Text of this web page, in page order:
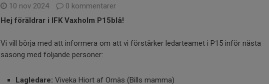
10 nov 2024
0 kommentarer
Hej föräldrar i IFK Vaxholm P15blå!
Vi vill börja med att informera om att vi förstärker ledarteamet i P15 inför nästa
säsong med följande personer:
Lagledare: Viveka Hiort af Ornäs (Bills mamma)